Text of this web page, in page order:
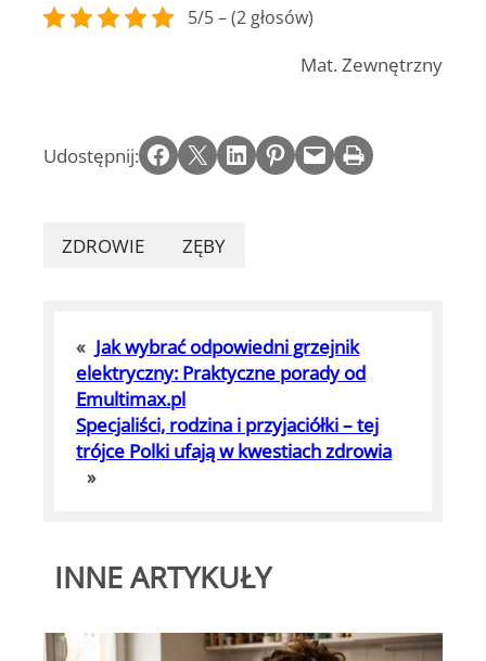
5/5 – (2 głosów)
Mat. Zewnętrzny
Udostępnij: Share on Facebook Email this Page Share on LinkedIn Share on Pinterest Email this Page Print this Page
ZDROWIE ZĘBY
« Jak wybrać odpowiedni grzejnik
elektryczny: Praktyczne porady od
Emultimax.pl
Specjaliści, rodzina i przyjaciółki – tej
trójce Polki ufają w kwestiach zdrowia
»
INNE ARTYKUŁY